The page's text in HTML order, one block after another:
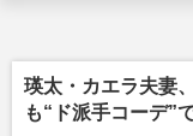
瑛太・カエラ夫妻
も“ド派手コーデ”